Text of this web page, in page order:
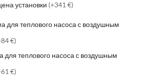
установки (+341 €)
для теплового насоса с воздушным
€)
для теплового насоса с воздушным
€)